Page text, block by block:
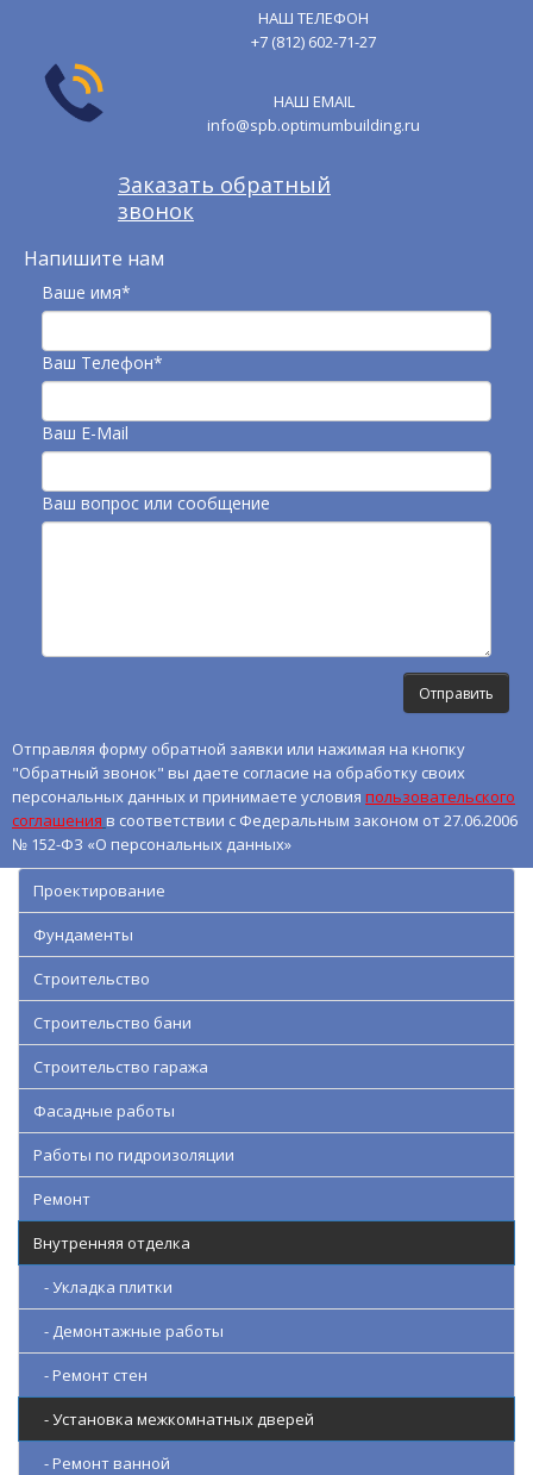
НАШ ТЕЛЕФОН
+7 (812) 602-71-27
НАШ EMAIL
info@spb.optimumbuilding.ru
Заказать обратный
звонок
Напишите нам
Ваше имя*
Ваш Телефон*
Ваш E-Mail
Ваш вопрос или сообщение
Отправляя форму обратной заявки или нажимая на кнопку
"Обратный звонок" вы даете согласие на обработку своих
персональных данных и принимаете условия пользовательского
соглашения в соответствии с Федеральным законом от 27.06.2006
№ 152-ФЗ «О персональных данных»
Проектирование
Фундаменты
Строительство
Строительство бани
Строительство гаража
Фасадные работы
Работы по гидроизоляции
Ремонт
Внутренняя отделка
- Укладка плитки
- Демонтажные работы
- Ремонт стен
- Установка межкомнатных дверей
- Ремонт ванной